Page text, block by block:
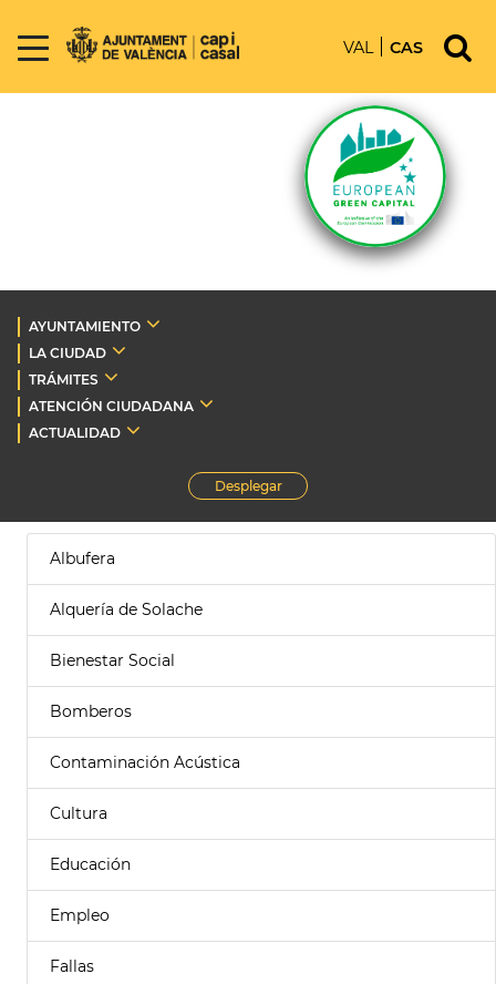
VAL CAS
AYUNTAMIENTO
LA CIUDAD
TRÁMITES
ATENCIÓN CIUDADANA
ACTUALIDAD
Desplegar
Albufera
Alquería de Solache
Bienestar Social
Bomberos
Contaminación Acústica
Cultura
Educación
Empleo
Fallas